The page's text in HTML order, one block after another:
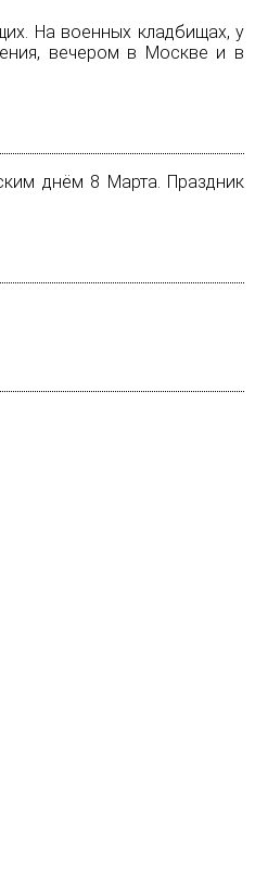
На военных кладбищах, у
вечером в Москве и в
днём 8 Марта. Праздник